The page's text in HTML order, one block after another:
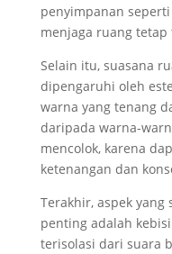
penyimpanan
menjaga ruang
Selain itu, suasana
dipengaruhi oleh
warna yang tenang
daripada warna-
mencolok, karena
ketenangan dan
Terakhir, aspek
penting adalah
terisolasi dari suara